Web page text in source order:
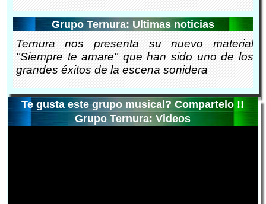
Grupo Ternura: Ultimas noticias
Ternura nos presenta su nuevo material
"Siempre te amare" que han sido uno de los
grandes éxitos de la escena sonidera
Te gusta este grupo musical? Compartelo !!
Grupo Ternura: Videos